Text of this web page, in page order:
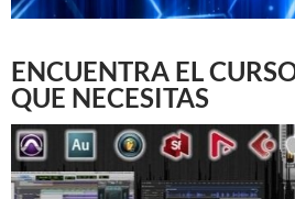
ENCUENTRA EL
QUE NECESITAS